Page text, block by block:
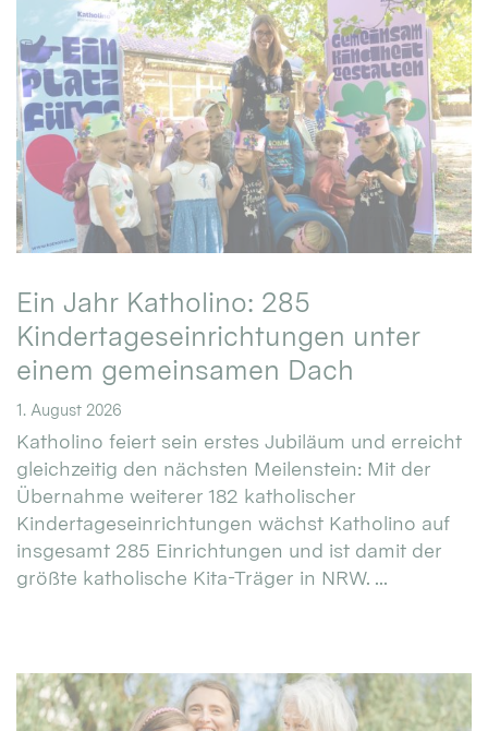
Ein Jahr Katholino: 285
Kindertageseinrichtungen unter
einem gemeinsamen Dach
1. August 2026
Katholino feiert sein erstes Jubiläum und erreicht
gleichzeitig den nächsten Meilenstein: Mit der
Übernahme weiterer 182 katholischer
Kindertageseinrichtungen wächst Katholino auf
insgesamt 285 Einrichtungen und ist damit der
größte katholische Kita-Träger in NRW. ...